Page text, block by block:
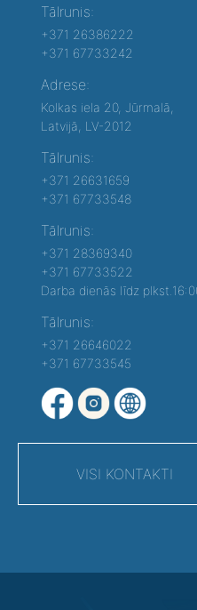
Tālrunis:
+371 26386222
+371 67733242
Adrese:
Kolkas iela 20, Jūrmalā,
Latvijā, LV-2012
Tālrunis:
+371 26631659
+371 67733548
Tālrunis:
+371 28369340
+371 67733522
Darba dienās līdz
Tālrunis:
+371 26646022
+371 67733545
VISI KONTAKTI